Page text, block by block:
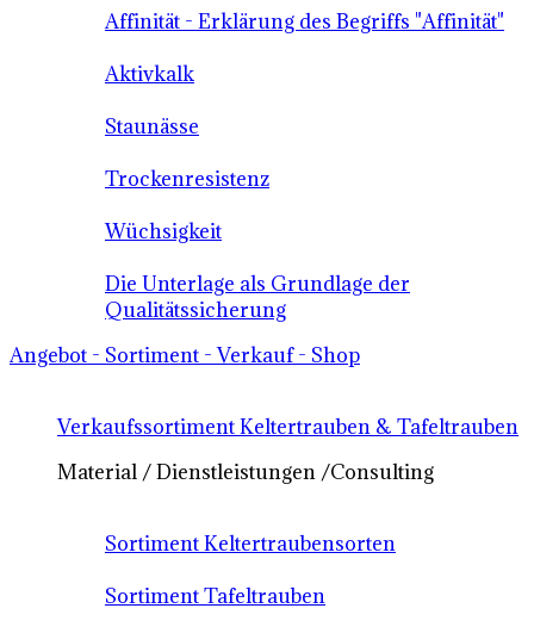
Affinität - Erklärung des Begriffs "Affinität"
Aktivkalk
Staunässe
Trockenresistenz
Wüchsigkeit
Die Unterlage als Grundlage der
Qualitätssicherung
Angebot - Sortiment - Verkauf - Shop
Verkaufssortiment Keltertrauben & Tafeltrauben
Material / Dienstleistungen /Consulting
Sortiment Keltertraubensorten
Sortiment Tafeltrauben